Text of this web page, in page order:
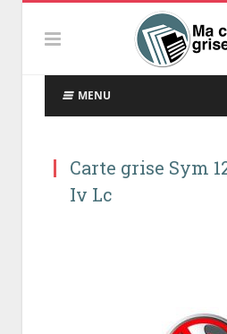
MENU
Carte grise Sym
Iv Lc